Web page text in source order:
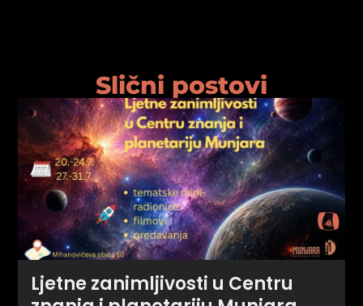
Slični postovi
Ljetne zanimljivosti u Centru